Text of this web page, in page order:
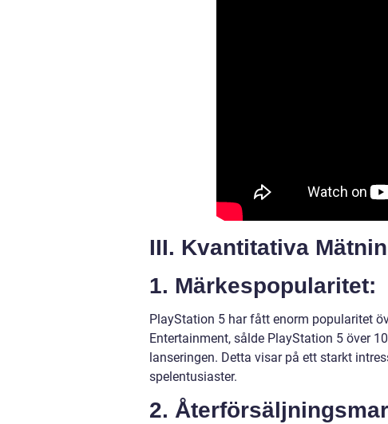
III. Kvantitativa
1. Märkespopularitet:
PlayStation 5 har fått enorm popularitet
Entertainment, sålde PlayStation 5 över
lanseringen. Detta visar på ett starkt
spelentusiaster.
2.